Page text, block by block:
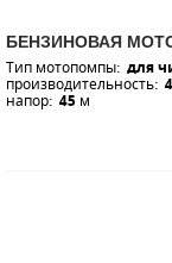
БЕНЗИНОВАЯ
Тип мотопомпы: для
производительность:
напор: 45 м